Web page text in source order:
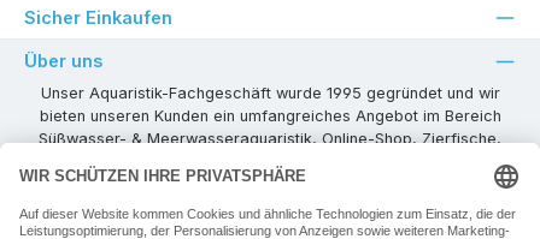
Sicher Einkaufen
Über uns
Unser Aquaristik-Fachgeschäft wurde 1995 gegründet und wir
bieten unseren Kunden ein umfangreiches Angebot im Bereich
Süßwasser- & Meerwasseraquaristik, Online-Shop, Zierfische,
Pflanzen, Aquarienkombinationen, Technikzubehör usw. ! Als
kompetenter Aquaristik-Fachhandelspartner stehen wir Ihnen für
alle Ihre Projekte und Einrichtungs- oder Besatzwünsche zur
Verfügung!